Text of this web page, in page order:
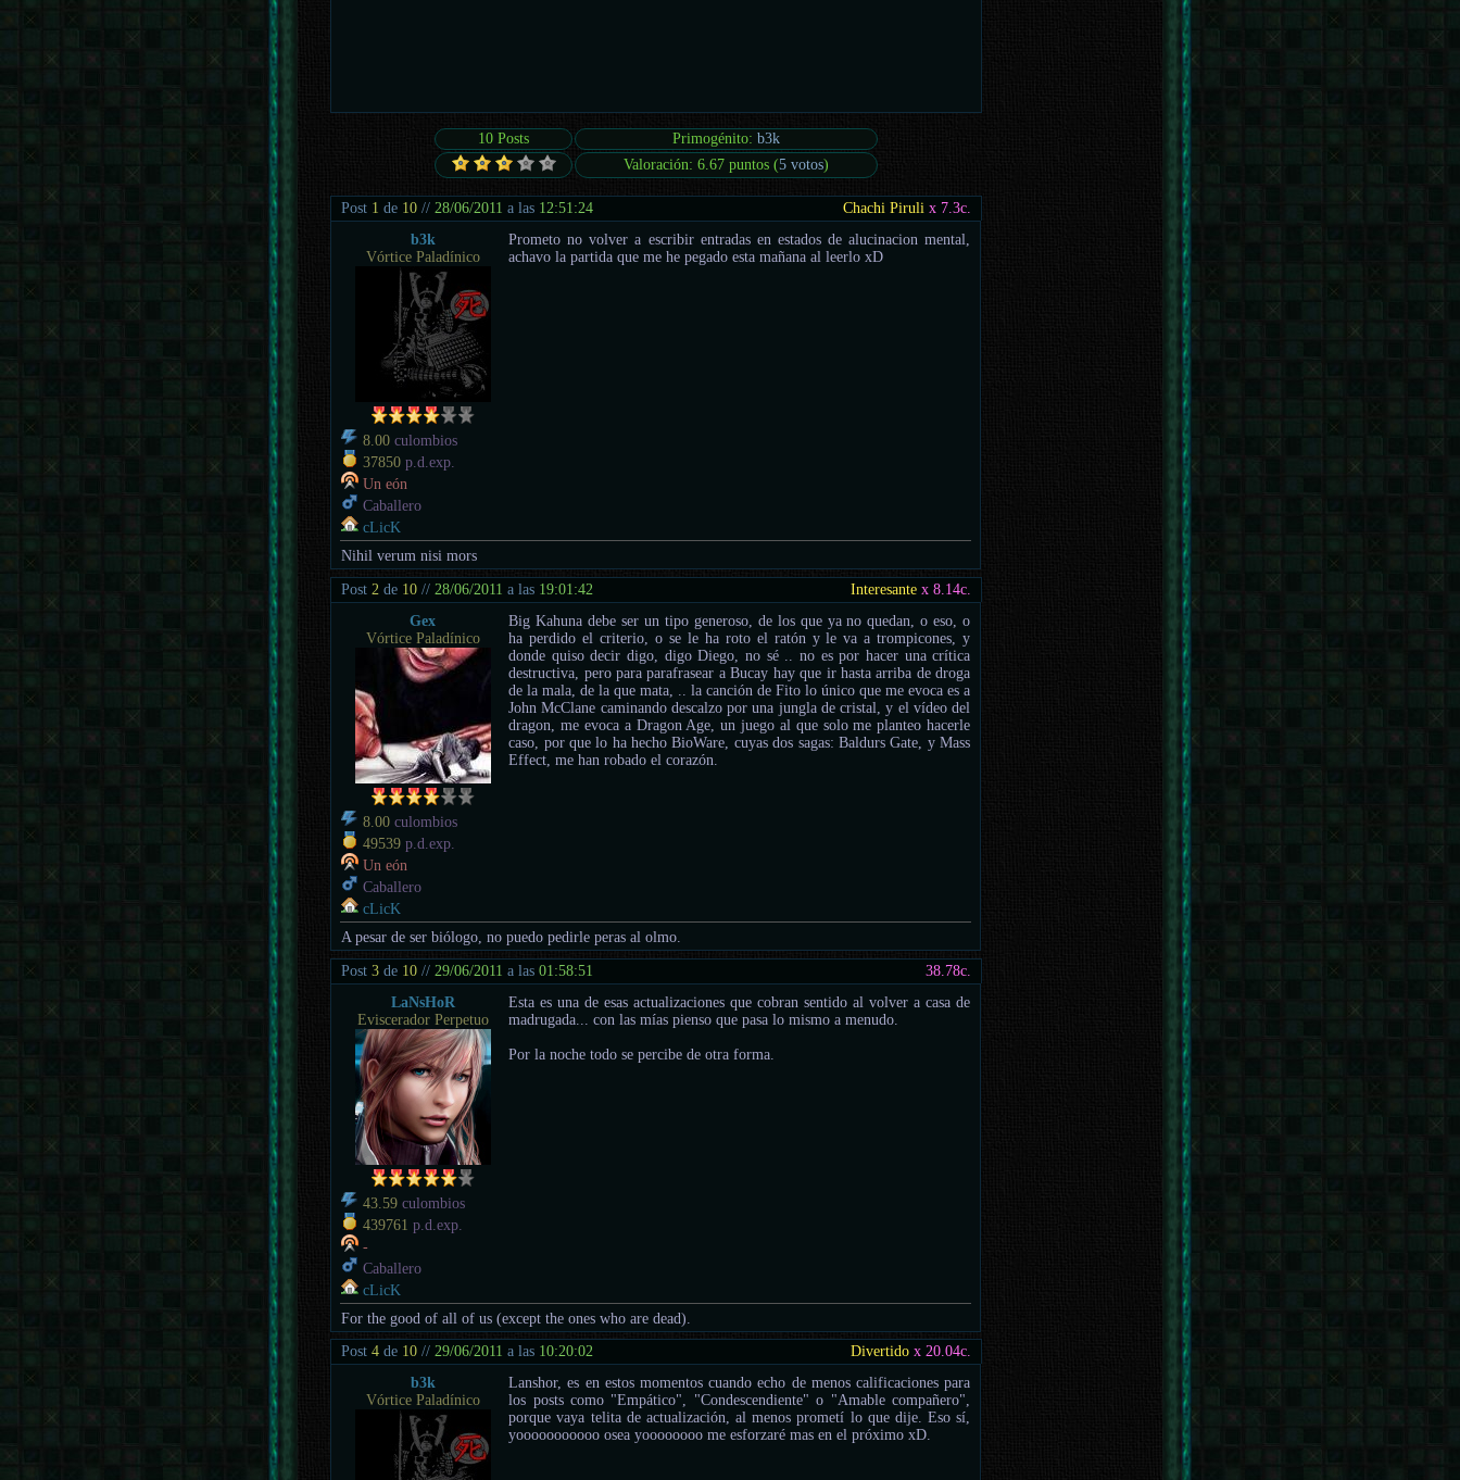
10 Posts Primogénito:b3k
Valoración: 6.67 puntos (5 votos)
Post 1 de 10 // 28/06/2011 a las 12:51:24 Chachi Piruli x 7.3c.
b3k
Vórtice Paladínico
8.00 culombios
37850 p.d.exp.
Un eón
Caballero
cLicK
Prometo no volver a escribir entradas en estados de alucinacion mental,
achavo la partida que me he pegado esta mañana al leerlo xD
Nihil verum nisi mors
Post 2 de 10 // 28/06/2011 a las 19:01:42 Interesante x 8.14c.
Gex
Vórtice Paladínico
8.00 culombios
49539 p.d.exp.
Un eón
Caballero
cLicK
Big Kahuna debe ser un tipo generoso, de los que ya no quedan, o eso, o
ha perdido el criterio, o se le ha roto el ratón y le va a trompicones, y
donde quiso decir digo, digo Diego, no sé .. no es por hacer una crítica
destructiva, pero para parafrasear a Bucay hay que ir hasta arriba de droga
de la mala, de la que mata, .. la canción de Fito lo único que me evoca es a
John McClane caminando descalzo por una jungla de cristal, y el vídeo del
dragon, me evoca a Dragon Age, un juego al que solo me planteo hacerle
caso, por que lo ha hecho BioWare, cuyas dos sagas: Baldurs Gate, y Mass
Effect, me han robado el corazón.
A pesar de ser biólogo, no puedo pedirle peras al olmo.
Post3 de 10 // 29/06/2011 a las01:58:51 38.78c.
LaNsHoR
Eviscerador Perpetuo
43.59 culombios
439761 p.d.exp.
-
Caballero
cLicK
Esta es una de esas actualizaciones que cobran sentido al volver a casa de
madrugada... con las mías pienso que pasa lo mismo a menudo.
Por la noche todo se percibe de otra forma.
For the good of all of us (except the ones who are dead).
Post4 de 10 //29/06/2011 a las 10:20:02 Divertido x 20.04c.
b3k
Vórtice Paladínico
Lanshor, es en estos momentos cuando echo de menos calificaciones para
los posts como "Empático", "Condescendiente" o "Amable compañero",
porque vaya telita de actualización, al menos prometí lo que dije. Eso sí,
yooooooooooo osea yoooooooo me esforzaré mas en el próximo xD.